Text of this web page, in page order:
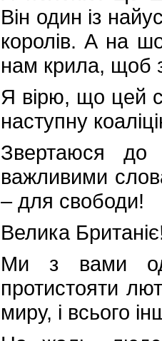
Він один із
королів. А на
нам крила, щоб
Я вірю, що цей
наступну
Звертаюся
важливими
– для свободи!
Велика
Ми з вами
протистояти
миру, і всього